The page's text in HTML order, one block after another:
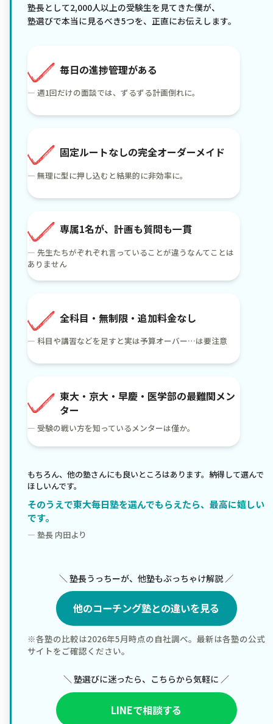
塾長として2,000人以上の受験生を見てきた僕が、
塾選びで本当に見るべき5つを、正直にお伝えします。
毎日の進捗管理がある
— 週1回だけの面談では、ずるずる計画倒れに。
固定ルートなしの完全オーダーメイド
— 無理に型に押し込むと結果的に非効率に。
専属1名が、計画も質問も一貫
— 先生たちがぞれぞれ言っていることが違うなんてことは
ありません
全科目・無制限・追加料金なし
— 科目や講習などを足すと実は予算オーバー…は要注意
東大・京大・早慶・医学部の最難関メン
ター
— 受験の戦い方を知っているメンターは僅か。
もちろん、他の塾さんにも良いところはあります。納得して選んで
ほしいんです。
そのうえで東大毎日塾を選んでもらえたら、最高に嬉しい
です。
— 塾長 内田より
＼ 塾長うっちーが、他塾もぶっちゃけ解説 ／
他のコーチング塾との違いを見る
※各塾の比較は2026年5月時点の自社調べ。最新は各塾の公式
サイトをご確認ください。
＼ 塾選びに迷ったら、こちらから気軽に ／
LINEで相談する